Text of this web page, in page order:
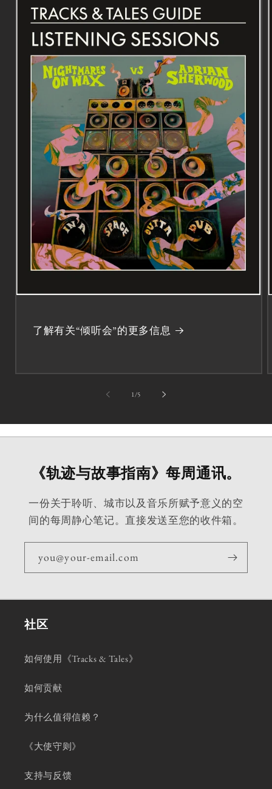
了解有关“倾听会”的更多信息
1/第5
《轨迹与故事指南》每周通讯。
一份关于聆听、城市以及音乐所赋予意义的空
间的每周静心笔记。直接发送至您的收件箱。
you@your-email.com
社区
如何使用《Tracks & Tales》
如何贡献
为什么值得信赖？
《大使守则》
支持与反馈